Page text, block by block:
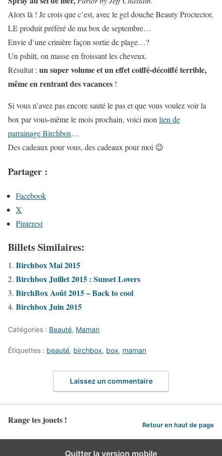
Alors là ! Je crois que c’est, avec le gel douche Beauty Proctector,
LE produit préféré de ma box de septembre…
Envie d’une crinière façon sortie de plage…?
Un pshitt, on masse en froissant les cheveux.
Résultat : un super volume et un effet coiffé-décoiffé terrible,
même en rentrant des vacances !
Si vous n’avez pas encore sauté le pas et que vous voulez voir la
box par vous-même le mois prochain, voici monlien de
parrainage Birchbox…
Des cadeaux pour vous, des cadeaux pour moi 😉
Partager :
Facebook
X
Pinterest
Billets Similaires:
Birchbox Mai 2015
Birchbox Juillet 2015 : Sunset Lovers
BirchBox Août 2015 – Back to cool
Birchbox Juin 2015
Catégories : Beauté, Maman
Étiquettes : beauté, birchbox, box, maman
Laissez un commentaire
Range tes jouets ! Retour en haut de page
Quitter la version mobile